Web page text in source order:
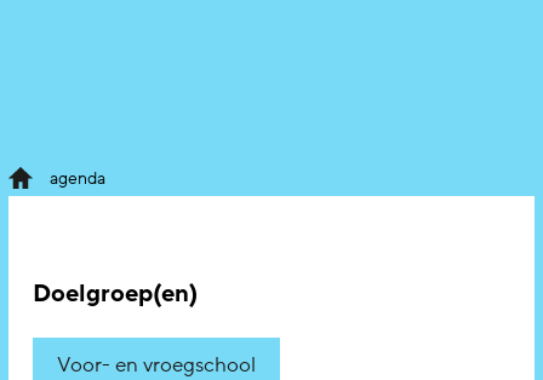
agenda
Doelgroep(en)
Voor- en vroegschool